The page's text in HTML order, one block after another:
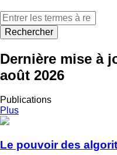
Rechercher
Dernière mise à
août 2026
Publications
Plus
Le pouvoir des